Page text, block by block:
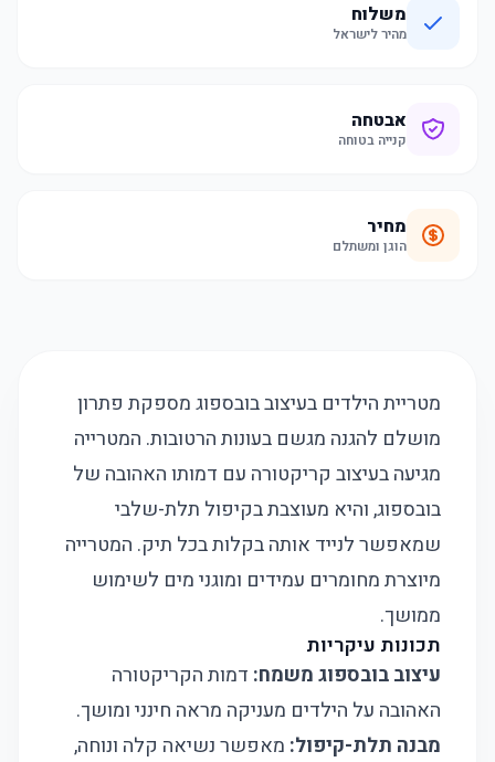
משלוח
מהיר לישראל
אבטחה
קנייה בטוחה
מחיר
הוגן ומשתלם
מטריית הילדים בעיצוב בובספוג מספקת פתרון
מושלם להגנה מגשם בעונות הרטובות. המטרייה
מגיעה בעיצוב קריקטורה עם דמותו האהובה של
בובספוג, והיא מעוצבת בקיפול תלת-שלבי
שמאפשר לנייד אותה בקלות בכל תיק. המטרייה
מיוצרת מחומרים עמידים ומוגני מים לשימוש
ממושך.
תכונות עיקריות
עיצוב בובספוג משמח: דמות הקריקטורה
האהובה על הילדים מעניקה מראה חינני ומושך.
מבנה תלת-קיפול: מאפשר נשיאה קלה ונוחה,